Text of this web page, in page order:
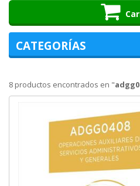
8 productos encontrados en "
CATEGORÍAS